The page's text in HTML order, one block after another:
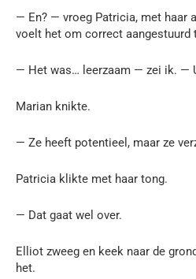
— En? — vroeg Patricia, met haar
voelt het om correct aangestuurd
— Het was… leerzaam — zei ik. —
Marian knikte.
— Ze heeft potentieel, maar ze
Patricia klikte met haar tong.
— Dat gaat wel over.
Elliot zweeg en keek naar de
het.